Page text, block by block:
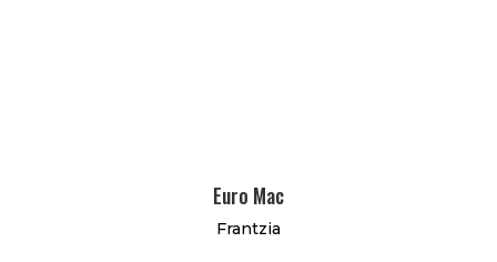
Euro Mac
Frantzia